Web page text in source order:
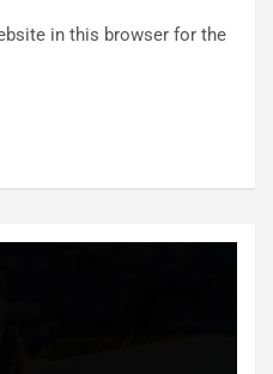
in this browser for the